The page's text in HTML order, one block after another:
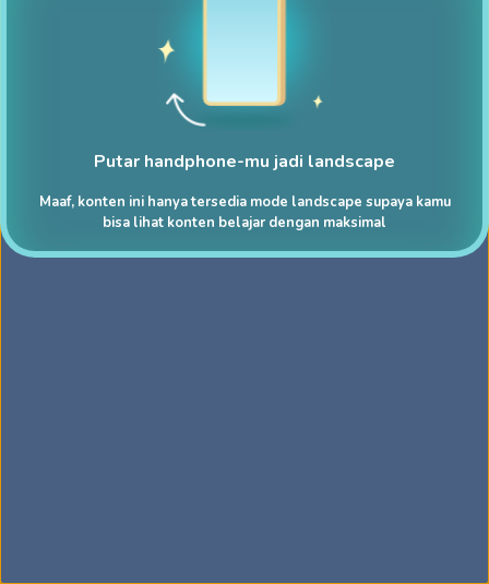
Putar handphone-mu jadi landscape
Maaf, konten ini hanya tersedia mode landscape supaya kamu
bisa lihat konten belajar dengan maksimal